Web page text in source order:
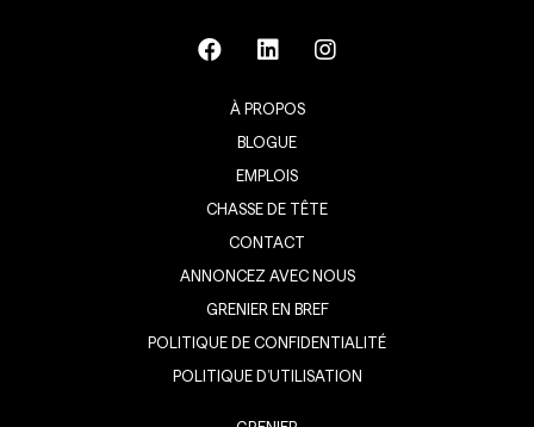
À PROPOS
BLOGUE
EMPLOIS
CHASSE DE TÊTE
CONTACT
ANNONCEZ AVEC NOUS
GRENIER EN BREF
POLITIQUE DE CONFIDENTIALITÉ
POLITIQUE D’UTILISATION